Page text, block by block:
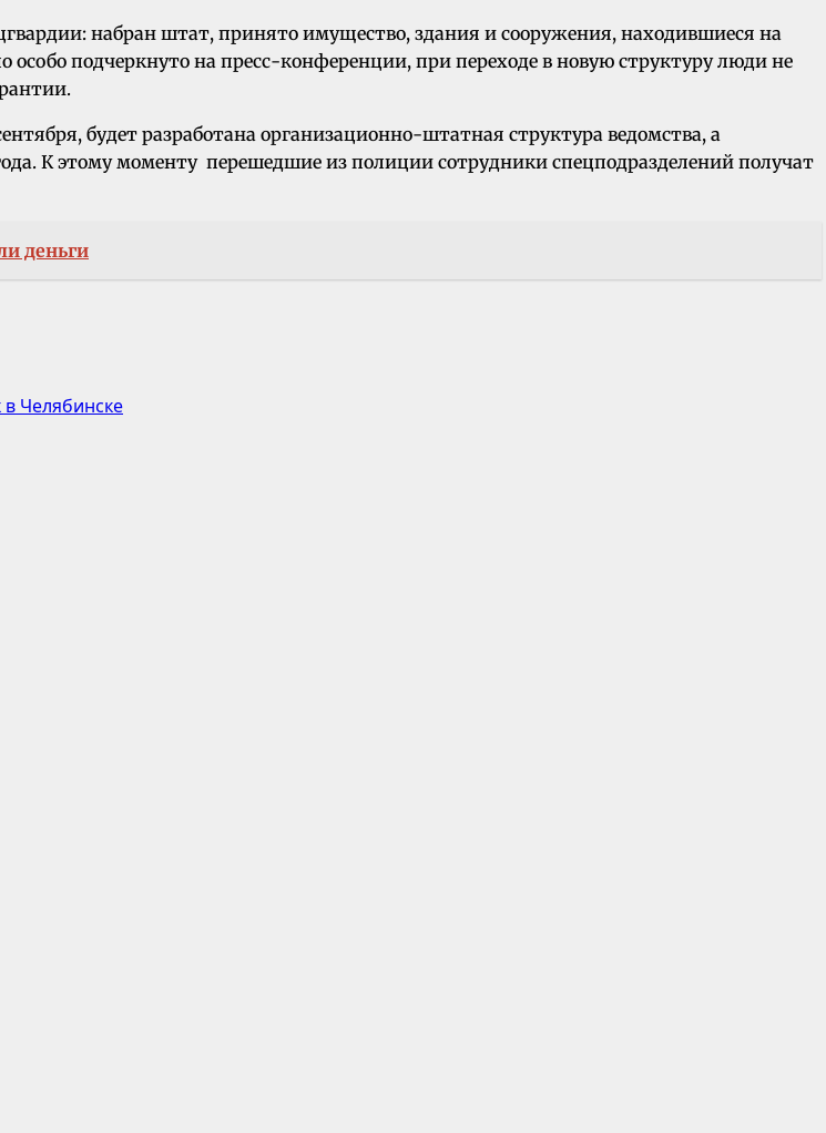
набран штат, принято имущество, здания и сооружения, находившиеся на
подчеркнуто на пресс-конференции, при переходе в новую структуру люди не
будет разработана организационно-штатная структура ведомства, а
К этому моменту перешедшие из полиции сотрудники спецподразделений получат
деньги
в Челябинске